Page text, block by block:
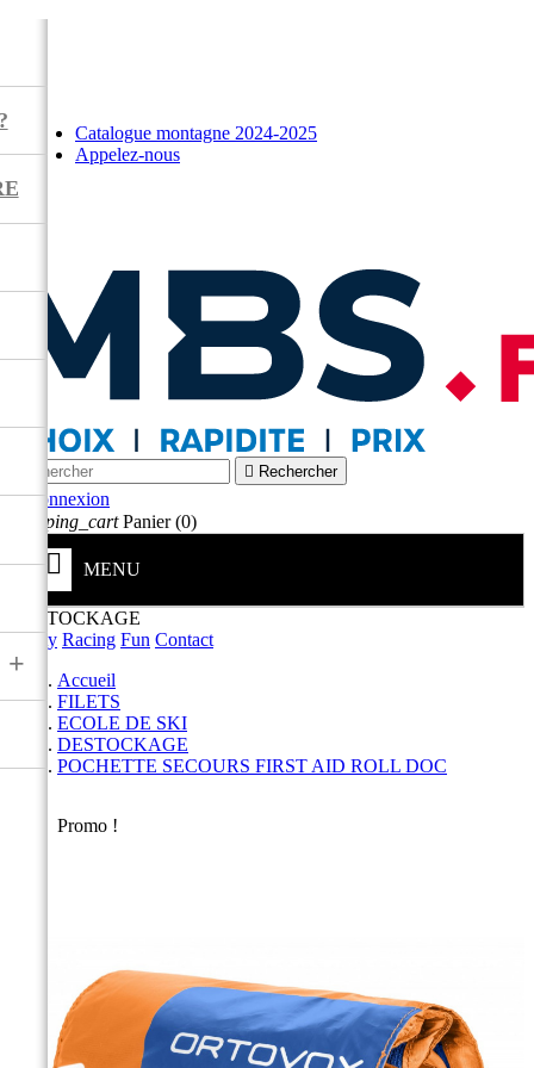
Catalogue montagne 2024-2025
Appelez-nous
 Rechercher
 Connexion
shopping_cart Panier (0)
MENU
+
DESTOCKAGE
Safety Racing Fun Contact
Accueil
FILETS
ECOLE DE SKI
DESTOCKAGE
POCHETTE SECOURS FIRST AID ROLL DOC
Promo !